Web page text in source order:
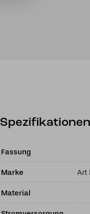
Spezifikationen
Fassung
Marke Art
Material